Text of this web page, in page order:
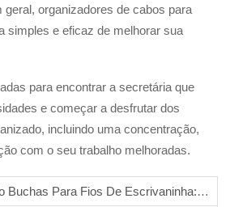
organizadores de cabos para
simples e eficaz de melhorar sua
para encontrar a secretária que
e começar a desfrutar dos
incluindo uma concentração,
com o seu trabalho melhoradas.
Para Fios De Escrivaninha: Faça A Escolha Certa